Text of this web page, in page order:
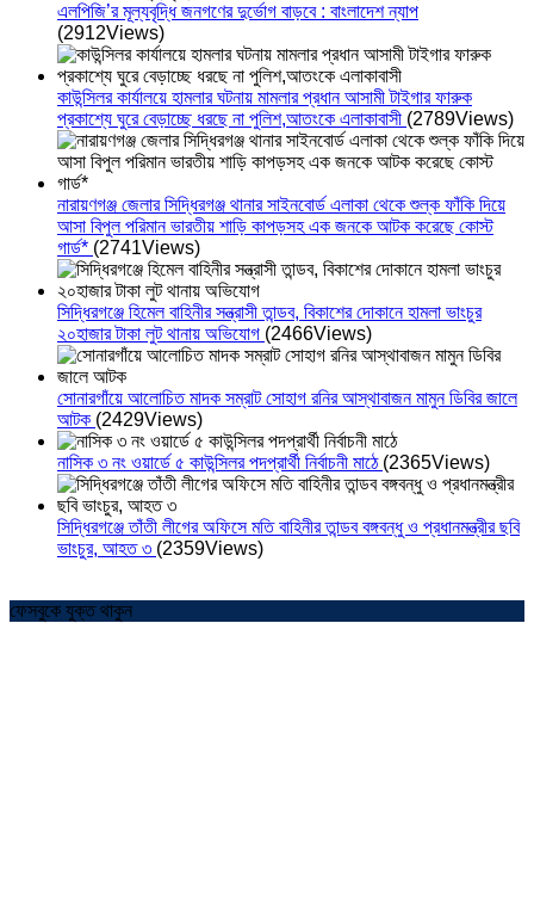
এলপিজি’র মূল্যবৃদ্ধি জনগণের দুর্ভোগ বাড়বে : বাংলাদেশ ন্যাপ
(2912Views)
কাউন্সিলর কার্যালয়ে হামলার ঘটনায় মামলার প্রধান আসামী টাইগার ফারুক
প্রকাশ্যে ঘুরে বেড়াচ্ছে ধরছে না পুলিশ,আতংকে এলাকাবাসী (2789Views)
নারায়ণগঞ্জ জেলার সিদ্ধিরগঞ্জ থানার সাইনবোর্ড এলাকা থেকে শুল্ক ফাঁকি দিয়ে
আসা বিপুল পরিমান ভারতীয় শাড়ি কাপড়সহ এক জনকে আটক করেছে কোস্ট
গার্ড* (2741Views)
সিদ্ধিরগঞ্জে হিমেল বাহিনীর সন্ত্রাসী তান্ডব, বিকাশের দোকানে হামলা ভাংচুর
২০হাজার টাকা লুট থানায় অভিযোগ (2466Views)
সোনারগাঁয়ে আলোচিত মাদক সম্রাট সোহাগ রনির আস্থাবাজন মামুন ডিবির জালে
আটক (2429Views)
নাসিক ৩ নং ওয়ার্ডে ৫ কাউন্সিলর পদপ্রার্থী নির্বাচনী মাঠে (2365Views)
সিদ্ধিরগঞ্জে তাঁতী লীগের অফিসে মতি বাহিনীর তান্ডব বঙ্গবন্ধু ও প্রধানমন্ত্রীর ছবি
ভাংচুর, আহত ৩ (2359Views)
ফেসবুকে যুক্ত থাকুন